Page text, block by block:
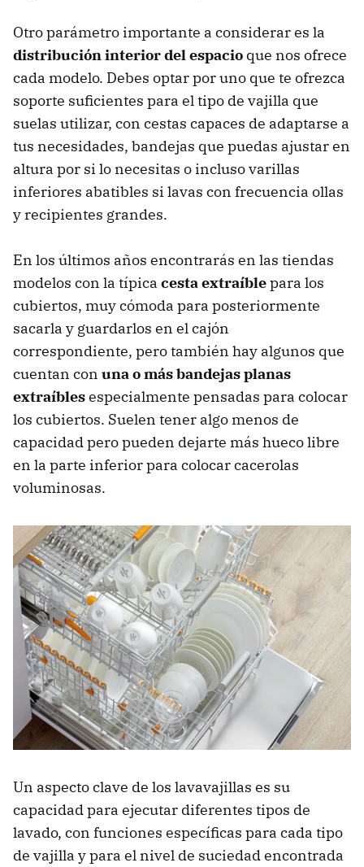
Otro parámetro importante a considerar es la
distribución interior del espacio que nos ofrece
cada modelo. Debes optar por uno que te ofrezca
soporte suficientes para el tipo de vajilla que
suelas utilizar, con cestas capaces de adaptarse a
tus necesidades, bandejas que puedas ajustar en
altura por si lo necesitas o incluso varillas
inferiores abatibles si lavas con frecuencia ollas
y recipientes grandes.
En los últimos años encontrarás en las tiendas
modelos con la típica cesta extraíblepara los
cubiertos, muy cómoda para posteriormente
sacarla y guardarlos en el cajón
correspondiente, pero también hay algunos que
cuentan con una o más bandejas planas
extraíblesespecialmente pensadas para colocar
los cubiertos. Suelen tener algo menos de
capacidad pero pueden dejarte más hueco libre
en la parte inferior para colocar cacerolas
voluminosas.
Un aspecto clave de los lavavajillas es su
capacidad para ejecutar diferentes tipos de
lavado, con funciones específicas para cada tipo
de vajilla y para el nivel de suciedad encontrada